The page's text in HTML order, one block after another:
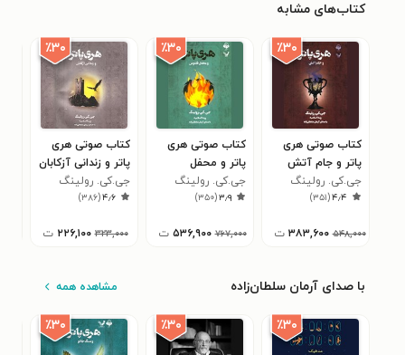
کتاب‌های مشابه
٪۳۰
کتاب صوتی هری
پاتر و جام آتش
جی.کی. رولینگ
۴٫۴(۳۵۱)
۵۴۸,۰۰۰ ۳۸۳,۶۰۰ ت
٪۳۰
کتاب صوتی هری
پاتر و محفل
ققنوس
جی.کی. رولینگ
۳٫۹(۳۵۰)
۷۶۷,۰۰۰ ۵۳۶,۹۰۰ ت
٪۳۰
کتاب صوتی هری
پاتر و زندانی آزکابان
جی.کی. رولینگ
۴٫۶(۳۸۶)
۳۲۳,۰۰۰ ۲۲۶,۱۰۰ ت
با صدای آرمان سلطان‌زاده مشاهده همه
٪۳۰ ٪۳۰ ٪۳۰